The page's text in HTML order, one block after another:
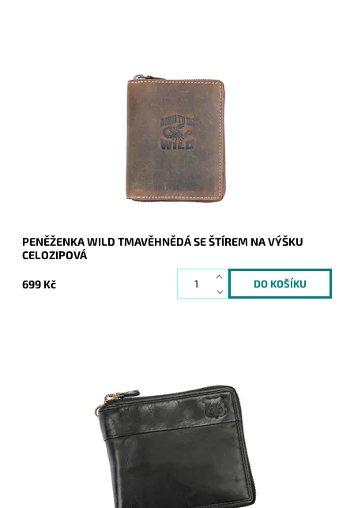
Chlapská peněženka se štírem na čelní straně se zapínáním
PENĚŽENKA WILD TMAVĚHNĚDÁ SE ŠTÍREM NA VÝŠKU
CELOZIPOVÁ
699 Kč
Celozipová kvalitní černá pevná kožená peněženka s řetězem
a s vyraženým logem značky Route 66 na přední straně.
Skladem
17031
Route 66
2 roky